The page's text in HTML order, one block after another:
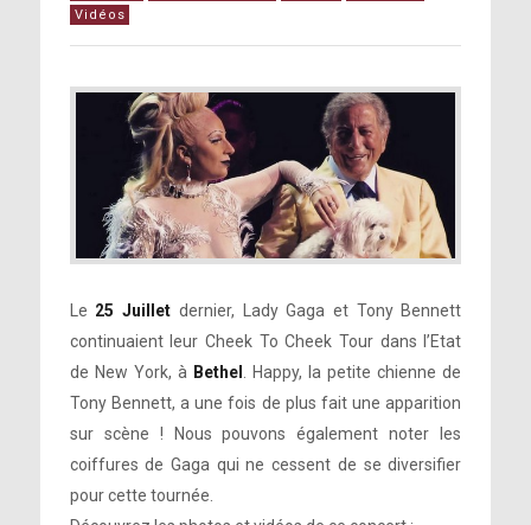
Vidéos
Le 25 Juillet dernier, Lady Gaga et Tony Bennett
continuaient leur Cheek To Cheek Tour dans l’Etat
de New York, à Bethel
. Happy, la petite chienne de
Tony Bennett, a une fois de plus fait une apparition
sur scène ! Nous pouvons également noter les
coiffures de Gaga qui ne cessent de se diversifier
pour cette tournée.